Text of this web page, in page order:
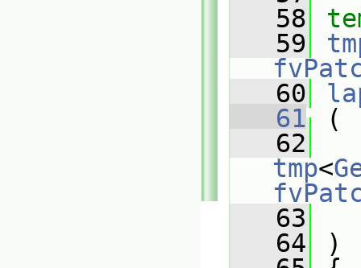
   58
   59
   60
   61
(
   62
tmp<
   63
   64
)